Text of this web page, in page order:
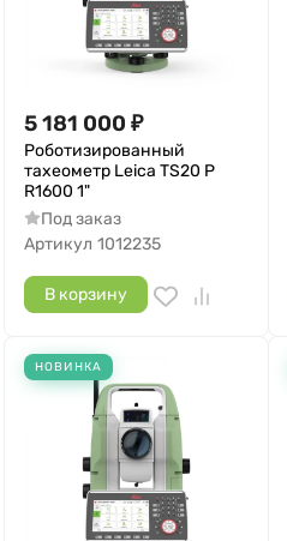
5 181 000 ₽
Роботизированный
тахеометр Leica TS20 P
R1600 1"
Под заказ
Артикул 1012235
В корзину
НОВИНКА